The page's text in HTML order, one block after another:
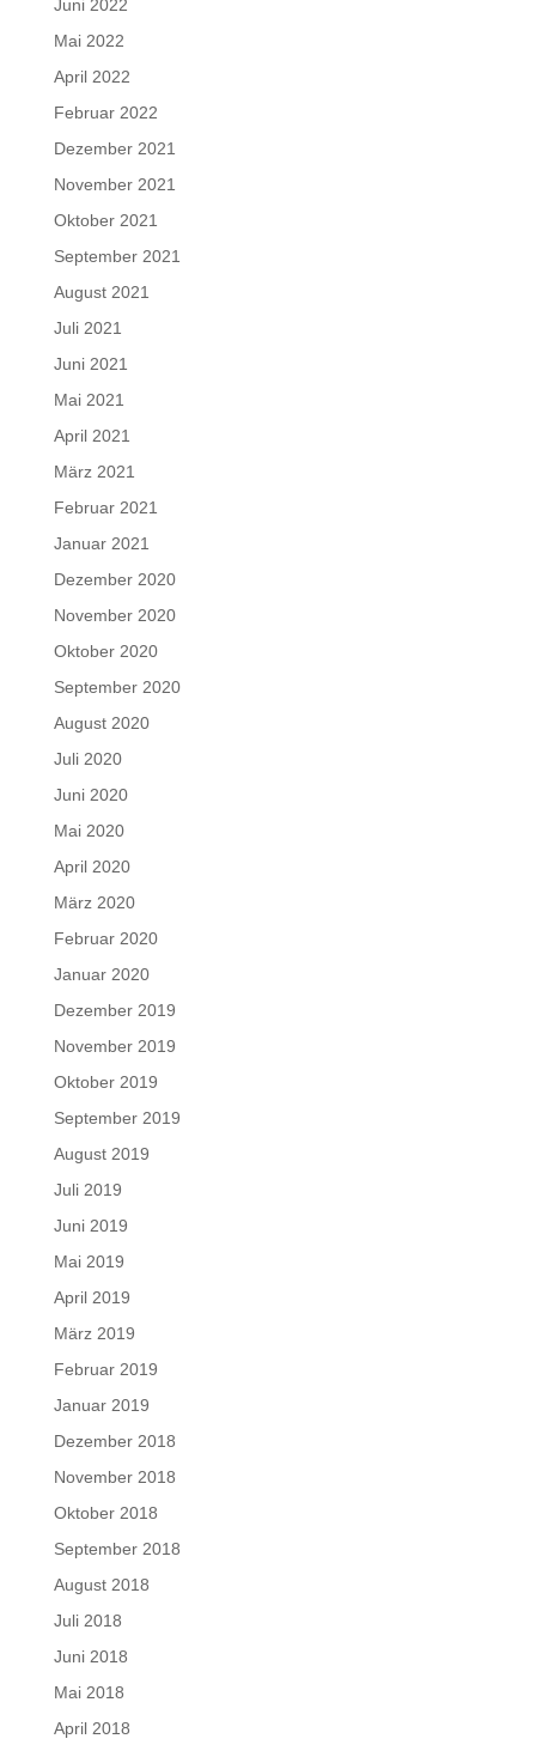
Juni 2022
Mai 2022
April 2022
Februar 2022
Dezember 2021
November 2021
Oktober 2021
September 2021
August 2021
Juli 2021
Juni 2021
Mai 2021
April 2021
März 2021
Februar 2021
Januar 2021
Dezember 2020
November 2020
Oktober 2020
September 2020
August 2020
Juli 2020
Juni 2020
Mai 2020
April 2020
März 2020
Februar 2020
Januar 2020
Dezember 2019
November 2019
Oktober 2019
September 2019
August 2019
Juli 2019
Juni 2019
Mai 2019
April 2019
März 2019
Februar 2019
Januar 2019
Dezember 2018
November 2018
Oktober 2018
September 2018
August 2018
Juli 2018
Juni 2018
Mai 2018
April 2018